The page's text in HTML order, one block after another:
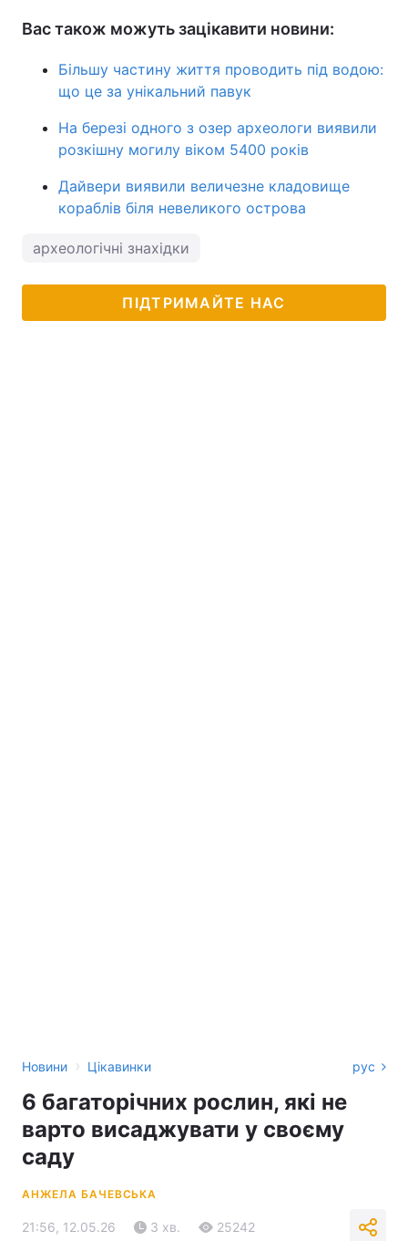
Вас також можуть зацікавити новини:
Більшу частину життя проводить під водою:
що це за унікальний павук
На березі одного з озер археологи виявили
розкішну могилу віком 5400 років
Дайвери виявили величезне кладовище
кораблів біля невеликого острова
археологічні знахідки
ПІДТРИМАЙТЕ НАС
Новини › Цікавинки рус
6 багаторічних рослин, які не
варто висаджувати у своєму
саду
АНЖЕЛА БАЧЕВСЬКА
21:56, 12.05.26 3 хв. 25242